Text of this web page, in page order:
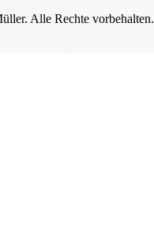
Alle Rechte vorbehalten.